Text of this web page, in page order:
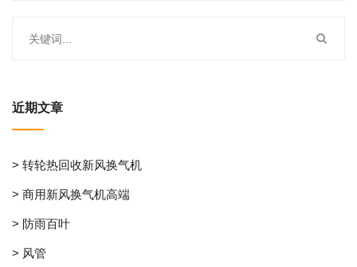
近期文章
> 转轮热回收新风换气机
> 商用新风换气机高端
> 防雨百叶
> 风管